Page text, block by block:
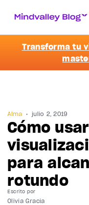
Transforma tu
Alma julio 2, 2019
Cómo
para
rotundo
Escrito por
Olivia Gracia